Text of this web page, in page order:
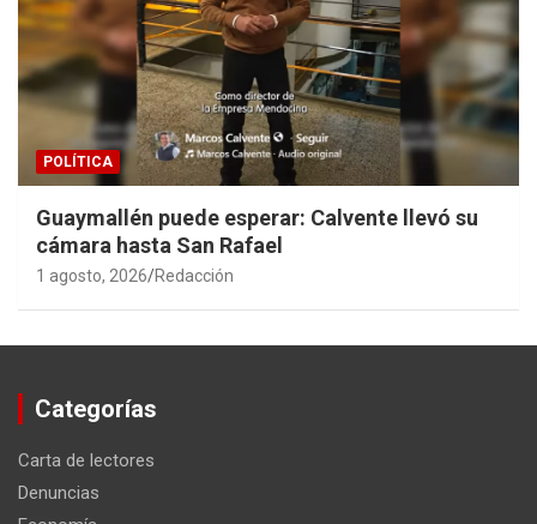
POLÍTICA
Guaymallén puede esperar: Calvente llevó su
cámara hasta San Rafael
1 agosto, 2026 Redacción
Categorías
Carta de lectores
Denuncias